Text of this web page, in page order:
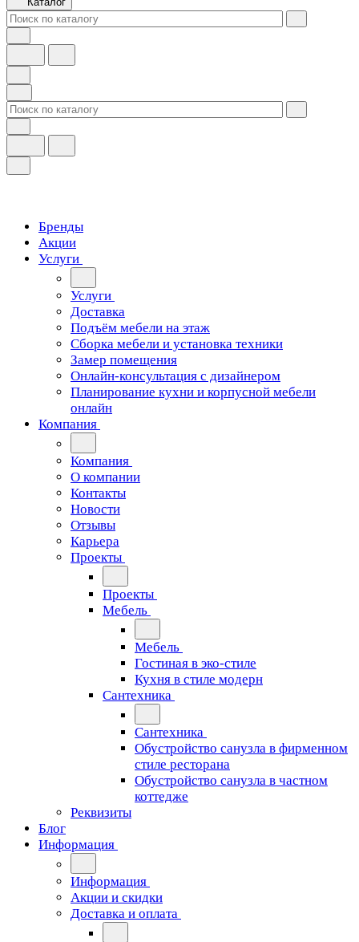
Бренды
Акции
Услуги
Услуги
Доставка
Подъём мебели на этаж
Сборка мебели и установка техники
Замер помещения
Онлайн-консультация с дизайнером
Планирование кухни и корпусной мебели
онлайн
Компания
Компания
О компании
Контакты
Новости
Отзывы
Карьера
Проекты
Проекты
Мебель
Мебель
Гостиная в эко-стиле
Кухня в стиле модерн
Сантехника
Сантехника
Обустройство санузла в фирменном
стиле ресторана
Обустройство санузла в частном
коттедже
Реквизиты
Блог
Информация
Информация
Акции и скидки
Доставка и оплата